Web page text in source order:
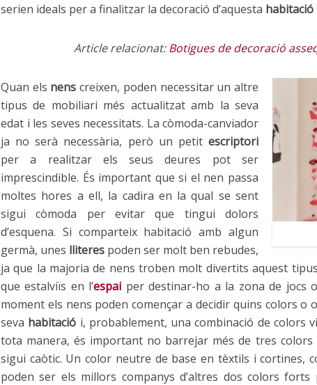
serien ideals per a finalitzar la decoració d’aquesta
Article relacionat:Botigues de decoració
Quan els nens creixen, poden necessitar un altre
tipus de mobiliari més actualitzat amb la seva
edat i les seves necessitats. La còmoda-canviador
ja no serà necessària, però un petit escriptori
per a realitzar els seus deures pot ser
imprescindible. És important que si el nen passa
moltes hores a ell, la cadira en la qual se sent
sigui còmoda per evitar que tingui dolors
d’esquena. Si comparteix habitació amb algun
germà, unes lliteres poden ser molt ben rebudes,
ja que la majoria de nens troben molt divertits aquest
que estalviïs en l’espai per destinar-ho a la zona de jocs
moment els nens poden començar a decidir quins colors o
seva habitació i, probablement, una combinació de colors
tota manera, és important no barrejar més de tres
sigui caòtic. Un color neutre de base en tèxtils i cortines,
poden ser els millors companys d’altres dos colors forts